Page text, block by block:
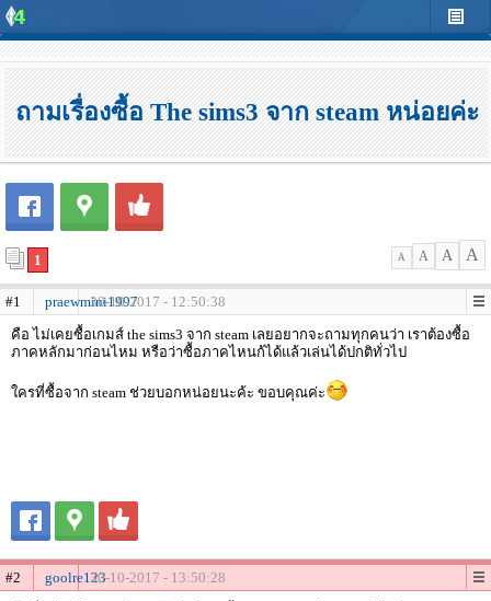
ถามเรื่องซื้อ The sims3 จาก steam หน่อยค่ะ
1 A A A A
#1 praewmini199730-10-2017 - 12:50:38
คือ ไม่เคยซื้อเกมส์ the sims3 จาก steam เลยอยากจะถามทุกคนว่า เราต้องซื้อ
ภาคหลักมาก่อนไหม หรือว่าซื้อภาคไหนก้ได้แล้วเล่นได้ปกติทั่วไป
ใครที่ซื้อจาก steam ช่วยบอกหน่อยนะค้ะ ขอบคุณค่ะ
#2 goolre12330-10-2017 - 13:50:28